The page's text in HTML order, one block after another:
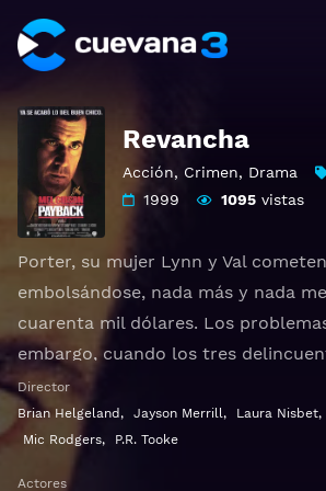
Revancha
Acción, Crimen, Drama
1999
1095 vistas
Porter, su mujer Lynn y Val
embolsándose, nada más y nada
cuarenta mil dólares. Los
embargo, cuando los tres
a repartirse el botín, ya que Val
absolutamente todo, incluida Lyn.
llega muy pronto y decide acabar
compinche. Val, victorioso, piensa
Director
Brian Helgeland , Jayson Merrill, Laura Nisbet,
Mic Rodgers, P.R. Tooke
Actores